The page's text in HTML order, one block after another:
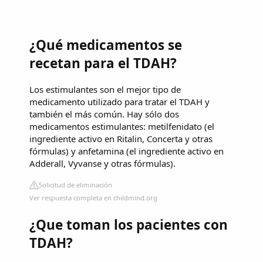
¿Qué medicamentos se
recetan para el TDAH?
Los estimulantes son el mejor tipo de
medicamento utilizado para tratar el TDAH y
también el más común. Hay sólo dos
medicamentos estimulantes: metilfenidato (el
ingrediente activo en Ritalin, Concerta y otras
fórmulas) y anfetamina (el ingrediente activo en
Adderall, Vyvanse y otras fórmulas).
Solicitud de eliminación
Ver respuesta completa en childmind.org
¿Que toman los pacientes con
TDAH?